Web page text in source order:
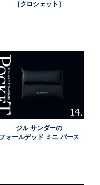
［クロシェット］
ジル サンダーの
フォールデッド ミニ パース